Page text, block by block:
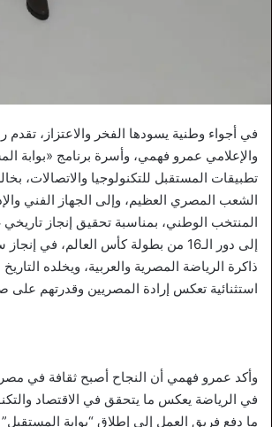
في أجواء وطنية يسودها الفخر والاعتزاز، تقدم
والإعلامي عمرو فهمي، وأسرة برنامج «بوابة
تطبيقات المستقبل للتكنولوجيا والاتصالات،
الشعب المصري العظيم، وإلى الجهاز الفني
المنتخب الوطني، بمناسبة تحقيق إنجاز
إلى دور الـ16 من بطولة كأس العالم، في
ذاكرة الرياضة المصرية والعربية، ويخلده
استثنائية تعكس إرادة المصريين وقدرتهم على
وأكد عمرو فهمي أن النجاح أصبح ثقافة في
في الرياضة يعكس ما يتحقق في الاقتصاد
ما دفع فريق العمل إلى إطلاق “بوابة